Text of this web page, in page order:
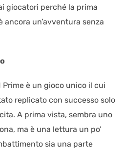
giocatori perché la prima
ancora un’avventura senza
è un gioco unico il cui
replicato con successo solo
A prima vista, sembra uno
ma è una lettura un po’
sia una parte